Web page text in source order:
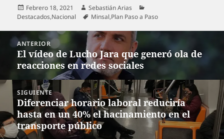
Publicado
el
Febrero 18, 2021 Autor
Sebastián Arias
Destacados,Nacional Etiquetas
Minsal,Plan Paso a Paso
Navegación
entradas
ANTERIOR
Entrada
anterior:
El vídeo de Lucho Jara que generó ola de
reacciones en redes sociales
SIGUIENTE
Entrada
siguiente:
Diferenciar horario laboral reduciría
hasta en un 40% el hacinamiento en el
transporte público